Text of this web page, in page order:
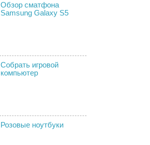
Обзор сматфона
Samsung Galaxy S5
Собрать игровой
компьютер
Розовые ноутбуки